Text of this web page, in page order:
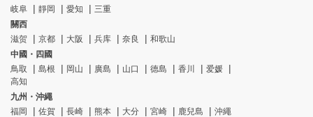
岐阜
靜岡 愛知
三重
關西
滋贺
京都 大阪 兵库 奈良
和歌山
中國・四國
鳥取
島根 岡山 廣島 山口 德島 香川
爱媛
高知
九州・沖繩
福岡
佐賀 長崎 熊本 大分 宮崎 鹿兒島 沖繩